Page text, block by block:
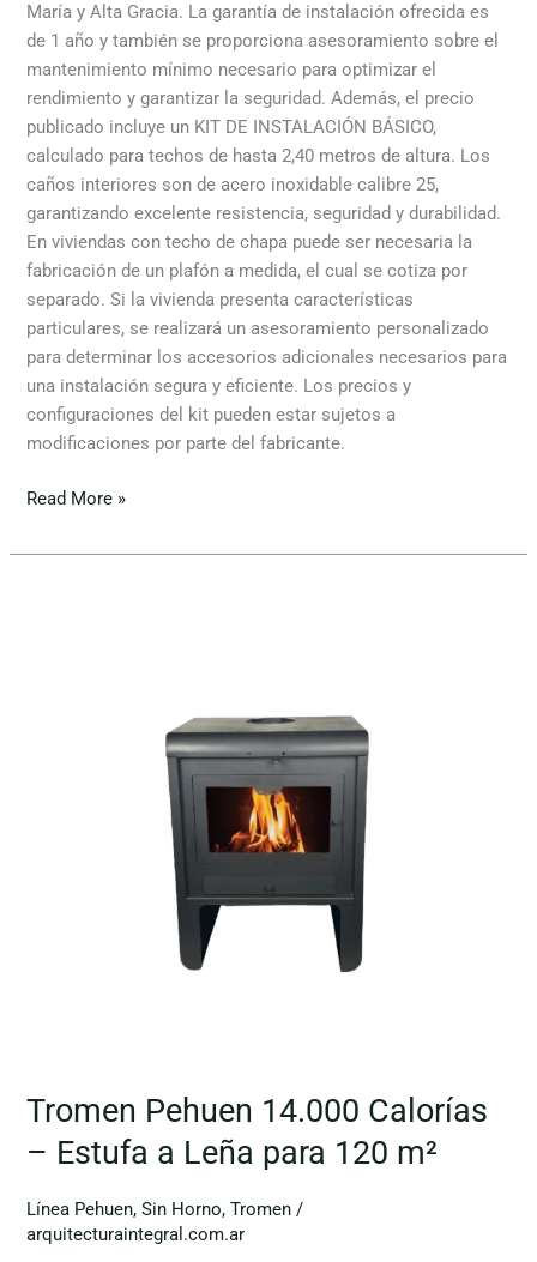
María y Alta Gracia. La garantía de instalación ofrecida es
de 1 año y también se proporciona asesoramiento sobre el
mantenimiento mínimo necesario para optimizar el
rendimiento y garantizar la seguridad. Además, el precio
publicado incluye un KIT DE INSTALACIÓN BÁSICO,
calculado para techos de hasta 2,40 metros de altura. Los
caños interiores son de acero inoxidable calibre 25,
garantizando excelente resistencia, seguridad y durabilidad.
En viviendas con techo de chapa puede ser necesaria la
fabricación de un plafón a medida, el cual se cotiza por
separado. Si la vivienda presenta características
particulares, se realizará un asesoramiento personalizado
para determinar los accesorios adicionales necesarios para
una instalación segura y eficiente. Los precios y
configuraciones del kit pueden estar sujetos a
modificaciones por parte del fabricante.
Read More »
Tromen Pehuen 14.000 Calorías
– Estufa a Leña para 120 m²
Línea Pehuen,Sin Horno,Tromen /
arquitecturaintegral.com.ar